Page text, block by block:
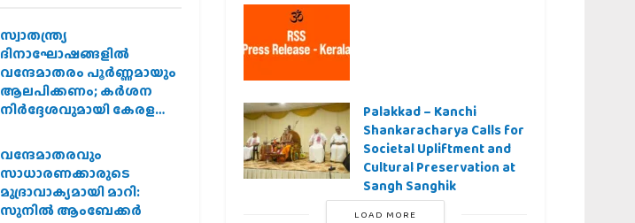
സ്വാതന്ത്ര്യ
ദിനാഘോഷങ്ങളിൽ
വന്ദേമാതരം പൂർണ്ണമായും
ആലപിക്കണം; കർശന
നിർദ്ദേശവുമായി കേരള
വന്ദേമാതരവും
സാധാരണക്കാരുടെ
മുദ്രാവാക്യമായി മാറി:
സുനിൽ ആംബേക്കർ
Palakkad – Kanchi
Shankaracharya Calls for
Societal Upliftment and
Cultural Preservation at
Sangh Sanghik
LOAD MORE